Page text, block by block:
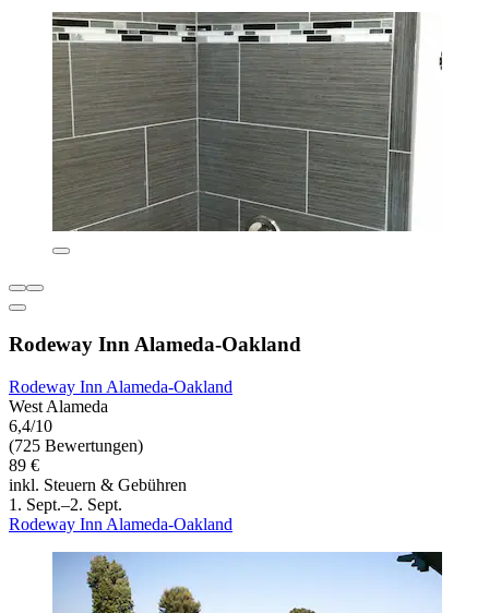
Rodeway Inn Alameda-Oakland
Rodeway Inn Alameda-Oakland
West Alameda
6,4/10
(725 Bewertungen)
89 €
inkl. Steuern & Gebühren
1. Sept.–2. Sept.
Rodeway Inn Alameda-Oakland